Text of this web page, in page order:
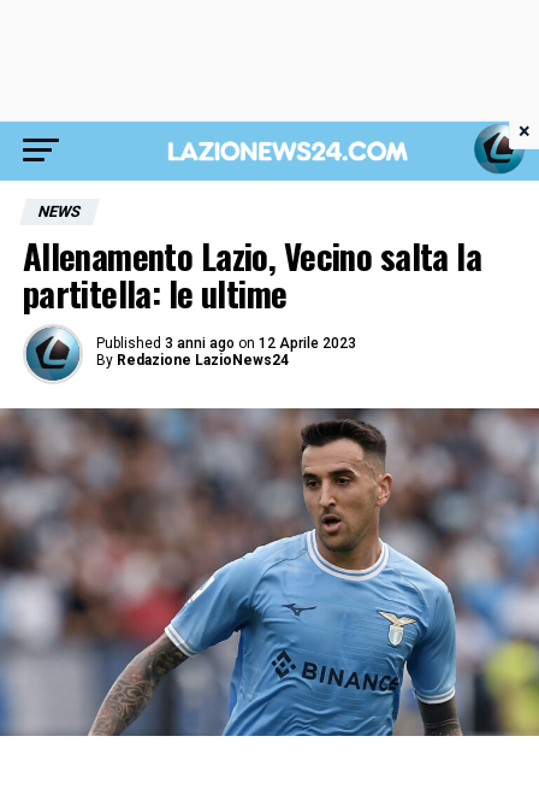
NEWS
Allenamento Lazio, Vecino salta la
partitella: le ultime
Published 3 anni ago on 12 Aprile 2023
By Redazione LazioNews24
×